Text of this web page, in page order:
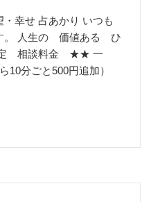
幸せ 占あかり いつも
。 人生の 価値ある ひ
相談料金 ★★ 一
分ごと500円追加）